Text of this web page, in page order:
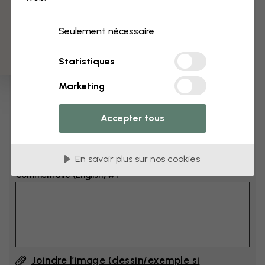
Ajoutez 6–10 cm à la largeur et à la hauteur
Ajouter un commentaire
Commentaire (English) #1
Joindre l’image (dessin/exemple si
Seulement nécessaire
Statistiques
Marketing
Accepter tous
En savoir plus sur nos cookies